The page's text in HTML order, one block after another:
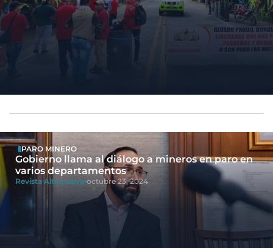
PARO MINERO
Gobierno llama al diálogo a mineros en paro en
varios departamentos
Revista Alternativa octubre 23, 2024